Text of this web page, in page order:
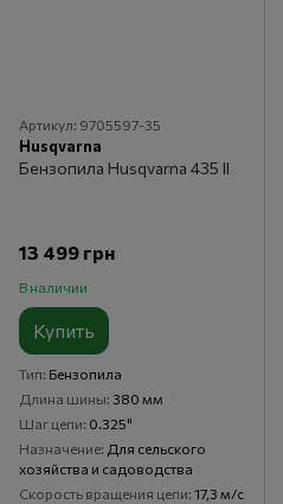
Артикул: 9705597-35
Husqvarna
Бензопила Husqvarna 435 II
13 499 грн
В наличии
Купить
Тип Бензопила
Длина шины 380 мм
Шаг цепи 0.325"
Назначение Для сельского
хозяйства и садоводства
Скорость вращения цепи 17,3 м/с